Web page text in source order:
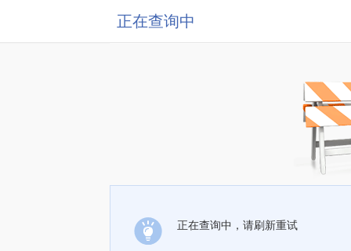
正在查询中
正在查询中，请刷新重试